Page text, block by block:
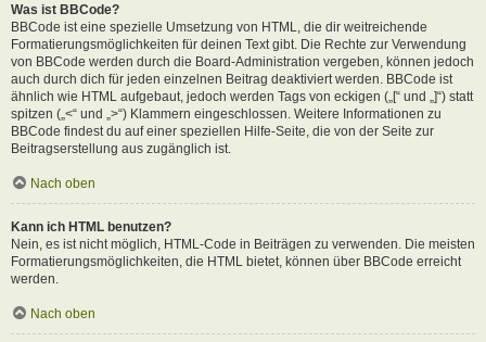
Was ist BBCode?
BBCode ist eine spezielle Umsetzung von HTML, die dir weitreichende
Formatierungsmöglichkeiten für deinen Text gibt. Die Rechte zur Verwendung
von BBCode werden durch die Board-Administration vergeben, können jedoch
auch durch dich für jeden einzelnen Beitrag deaktiviert werden. BBCode ist
ähnlich wie HTML aufgebaut, jedoch werden Tags von eckigen („[“ und „]“) statt
spitzen („<“ und „>“) Klammern eingeschlossen. Weitere Informationen zu
BBCode findest du auf einer speziellen Hilfe-Seite, die von der Seite zur
Beitragserstellung aus zugänglich ist.
Nach oben
Kann ich HTML benutzen?
Nein, es ist nicht möglich, HTML-Code in Beiträgen zu verwenden. Die meisten
Formatierungsmöglichkeiten, die HTML bietet, können über BBCode erreicht
werden.
Nach oben